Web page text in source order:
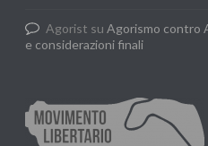
Agorist suAgorismo contro
e considerazioni finali